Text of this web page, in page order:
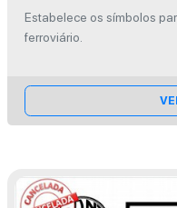
Estabelece os símbolos
ferroviário.